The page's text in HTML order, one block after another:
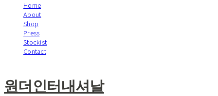
Home
About
Shop
Press
Stockist
Contact
원더인터내셔날